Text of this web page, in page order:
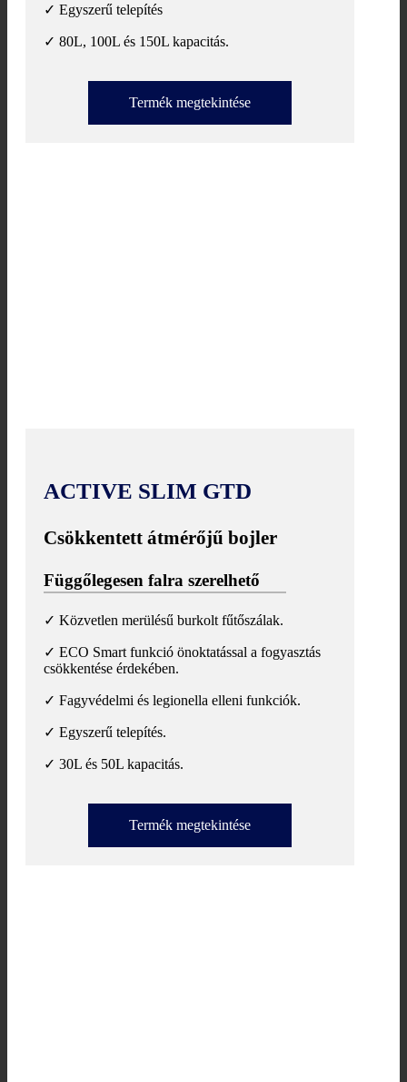
✓ Egyszerű telepítés
✓ 80L, 100L és 150L kapacitás.
Termék megtekintése
ACTIVE SLIM GTD
Csökkentett átmérőjű bojler
Függőlegesen falra szerelhető
✓ Közvetlen merülésű burkolt fűtőszálak.
✓ ECO Smart funkció önoktatással a fogyasztás
csökkentése érdekében.
✓ Fagyvédelmi és legionella elleni funkciók.
✓ Egyszerű telepítés.
✓ 30L és 50L kapacitás.
Termék megtekintése